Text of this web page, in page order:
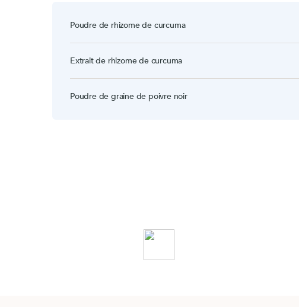
Poudre de rhizome de curcuma
Extrait de rhizome de curcuma
Poudre de graine de poivre noir